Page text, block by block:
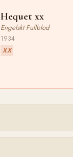
Hequet xx
Engelskt Fullblod
1934
XX